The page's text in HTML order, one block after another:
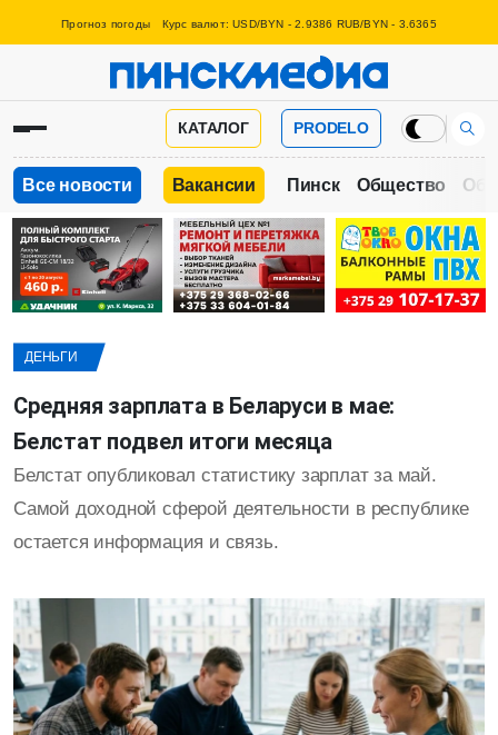
Прогноз погоды Курс валют: USD/BYN - 2.9386 RUB/BYN - 3.6365
КАТАЛОГ PRODELO
Все новости Вакансии Пинск Общество
ДЕНЬГИ
Средняя зарплата в Беларуси в мае:
Белстат подвел итоги месяца
Белстат опубликовал статистику зарплат за май.
Самой доходной сферой деятельности в республике
остается информация и связь.